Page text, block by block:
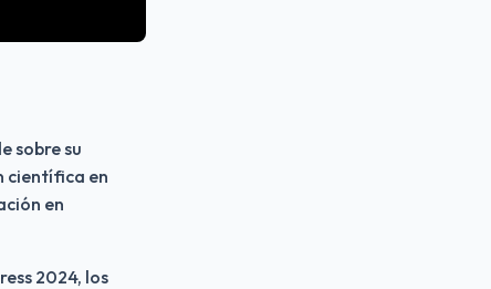
sobre su
científica en
en
2024, los